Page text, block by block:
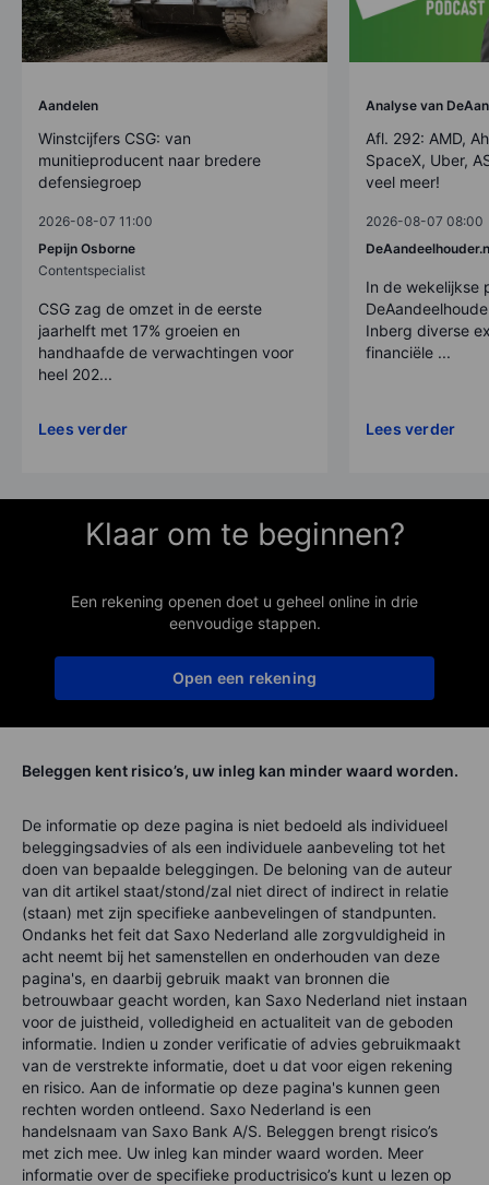
Aandelen
Winstcijfers CSG: van
munitieproducent naar bredere
defensiegroep
2026-08-07 11:00
Pepijn Osborne
Contentspecialist
CSG zag de omzet in de eerste
jaarhelft met 17% groeien en
handhaafde de verwachtingen voor
heel 202...
Lees verder
Analyse van
Afl. 292: AMD,
SpaceX, Uber,
veel meer!
2026-08-07 08:00
In de wekelijkse
Inberg diverse
financiële ...
Lees verder
Klaar om te beginnen?
Een rekening openen doet u geheel online in drie
eenvoudige stappen.
Open een rekening
Beleggen kent risico’s, uw inleg kan minder waard worden.
De informatie op deze pagina is niet bedoeld als individueel
beleggingsadvies of als een individuele aanbeveling tot het
doen van bepaalde beleggingen. De beloning van de auteur
van dit artikel staat/stond/zal niet direct of indirect in relatie
(staan) met zijn specifieke aanbevelingen of standpunten.
Ondanks het feit dat Saxo Nederland alle zorgvuldigheid in
acht neemt bij het samenstellen en onderhouden van deze
pagina's, en daarbij gebruik maakt van bronnen die
betrouwbaar geacht worden, kan Saxo Nederland niet instaan
voor de juistheid, volledigheid en actualiteit van de geboden
informatie. Indien u zonder verificatie of advies gebruikmaakt
van de verstrekte informatie, doet u dat voor eigen rekening
en risico. Aan de informatie op deze pagina's kunnen geen
rechten worden ontleend. Saxo Nederland is een
handelsnaam van Saxo Bank A/S. Beleggen brengt risico’s
met zich mee. Uw inleg kan minder waard worden. Meer
informatie over de specifieke productrisico’s kunt u lezen op